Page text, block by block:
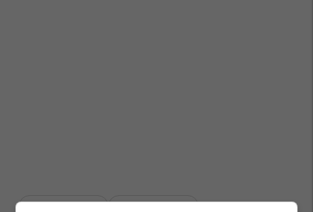
Liqeni I Batllavës Policia E Kosovës